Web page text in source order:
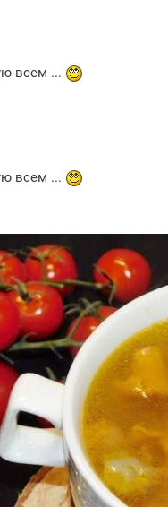
всем ...
всем ...